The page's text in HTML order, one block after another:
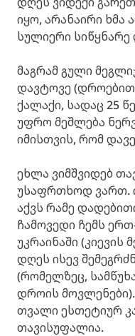
იყო, არანაირი ხმა
სულიერი
მაგრამ გული
დავტოვე
ქალაქი, სადაც 25
უფრო მეშლება
იმისთვის, რომ
ეხლა ვიმშვიდებ
უსაფრთხოდ ვართ.
აქვს რამე
ჩამოვედი ჩემს
უკრაინაში (კიევის
დღეს ისევ
(რომელზეც,
დროის მოვლენები).
თვალი ესთეტიურ
თავისუფალია.